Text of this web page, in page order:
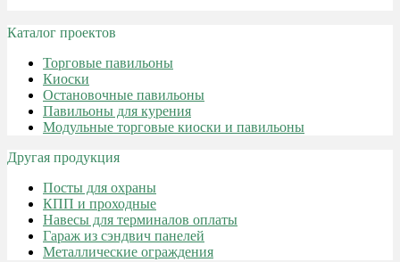
Каталог проектов
Торговые павильоны
Киоски
Остановочные павильоны
Павильоны для курения
Модульные торговые киоски и павильоны
Другая продукция
Посты для охраны
КПП и проходные
Навесы для терминалов оплаты
Гараж из сэндвич панелей
Металлические ограждения